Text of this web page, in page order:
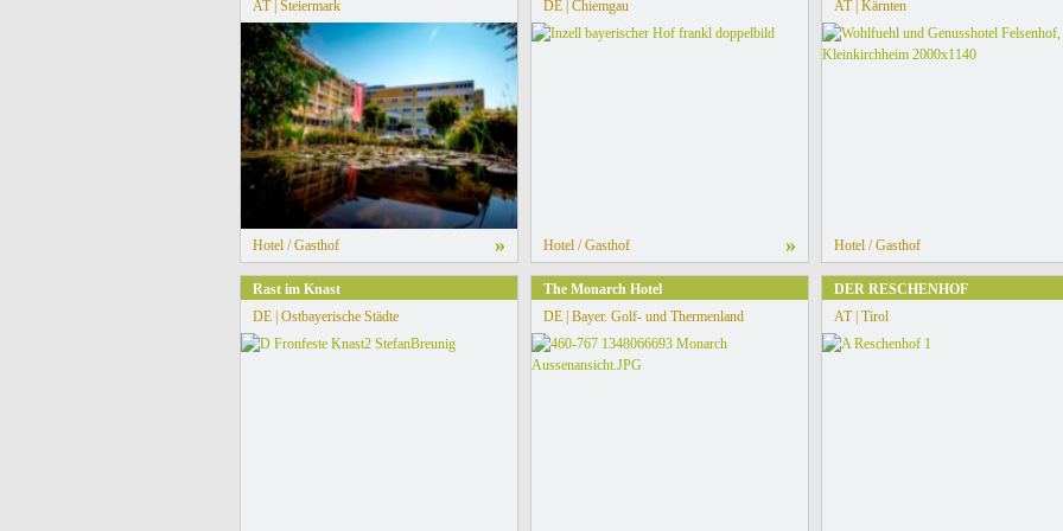
AT | Steiermark
Hotel / Gasthof »
DE | Chiemgau
Hotel / Gasthof »
AT | Kärnten
Hotel / Gasthof
Rast im Knast
DE | Ostbayerische Städte
The Monarch Hotel
DE | Bayer. Golf- und Thermenland
DER RESCHENHOF
AT | Tirol